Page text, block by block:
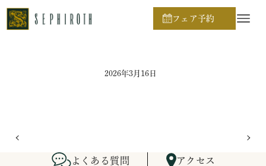
フェア予約
ホーム
2026年3月16日
よくある質問
アクセス